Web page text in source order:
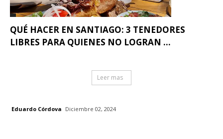
QUÉ HACER EN SANTIAGO: 3 TENEDORES
LIBRES PARA QUIENES NO LOGRAN ...
Leer mas
Eduardo Córdova Diciembre 02, 2024